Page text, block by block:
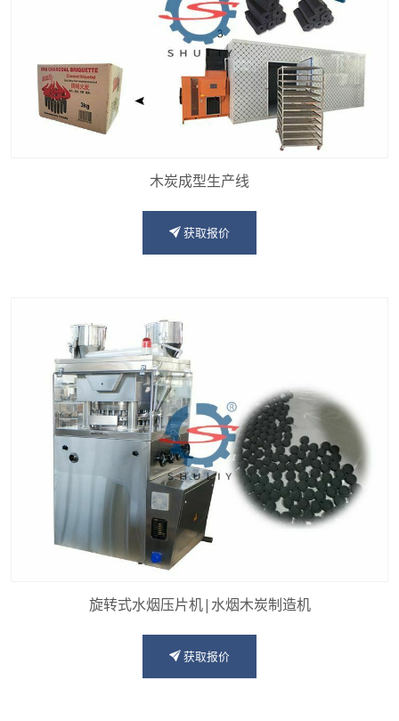
木炭成型生产线
获取报价
旋转式水烟压片机|水烟木炭制造机
获取报价